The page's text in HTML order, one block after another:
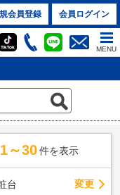
会員登録 会員ログイン
MENU
1～30 件を表示
台 変更